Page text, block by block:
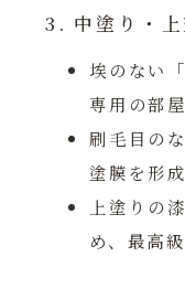
3. 中塗り・
埃のない
専用の部
刷毛目の
塗膜を形
上塗りの
め、最高